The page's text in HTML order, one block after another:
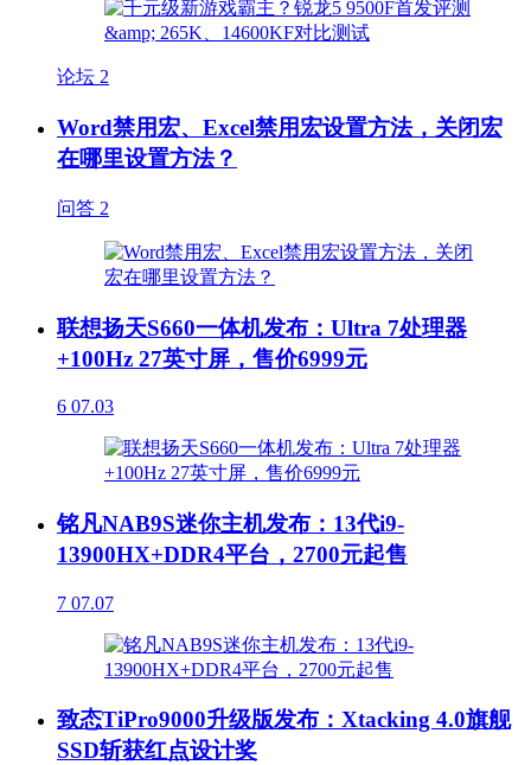
论坛 2
Word禁用宏、Excel禁用宏设置方法，关闭宏
在哪里设置方法？
问答 2
联想扬天S660一体机发布：Ultra 7处理器
+100Hz 27英寸屏，售价6999元
6 07.03
铭凡NAB9S迷你主机发布：13代i9-
13900HX+DDR4平台，2700元起售
7 07.07
致态TiPro9000升级版发布：Xtacking 4.0旗舰
SSD斩获红点设计奖